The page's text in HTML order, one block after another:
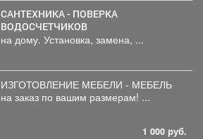
САНТЕХНИКА - ПОВЕРКА
ВОДОСЧЕТЧИКОВ
на дому. Установка, замена, ...
ИЗГОТОВЛЕНИЕ МЕБЕЛИ - МЕБЕЛЬ
на заказ по вашим размерам! ...
1 000 руб.